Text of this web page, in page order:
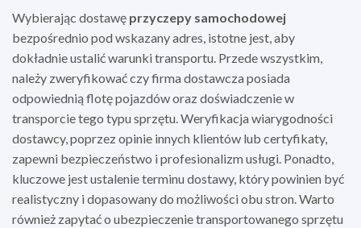
Wybierając dostawę przyczepy samochodowej
bezpośrednio pod wskazany adres, istotne jest, aby
dokładnie ustalić warunki transportu. Przede wszystkim,
należy zweryfikować czy firma dostawcza posiada
odpowiednią flotę pojazdów oraz doświadczenie w
transporcie tego typu sprzętu. Weryfikacja wiarygodności
dostawcy, poprzez opinie innych klientów lub certyfikaty,
zapewni bezpieczeństwo i profesionalizm usługi. Ponadto,
kluczowe jest ustalenie terminu dostawy, który powinien być
realistyczny i dopasowany do możliwości obu stron. Warto
również zapytać o ubezpieczenie transportowanego sprzętu